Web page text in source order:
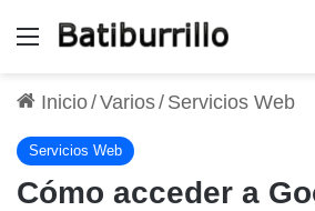
Menú
Inicio/Varios/ Servicios Web
Servicios Web
Cómo acceder a